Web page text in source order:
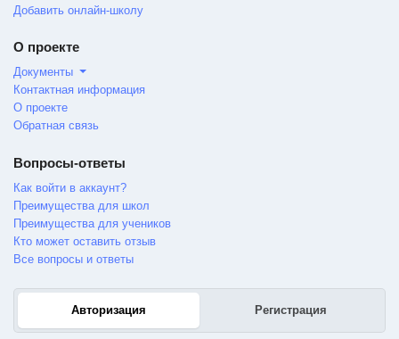
Добавить онлайн-школу
О проекте
Документы
Контактная информация
О проекте
Обратная связь
Вопросы-ответы
Как войти в аккаунт?
Преимущества для школ
Преимущества для учеников
Кто может оставить отзыв
Все вопросы и ответы
Авторизация Регистрация